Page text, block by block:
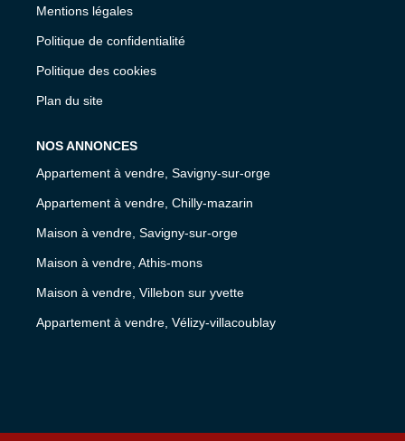
Mentions légales
Politique de confidentialité
Politique des cookies
Plan du site
NOS ANNONCES
Appartement à vendre, Savigny-sur-orge
Appartement à vendre, Chilly-mazarin
Maison à vendre, Savigny-sur-orge
Maison à vendre, Athis-mons
Maison à vendre, Villebon sur yvette
Appartement à vendre, Vélizy-villacoublay